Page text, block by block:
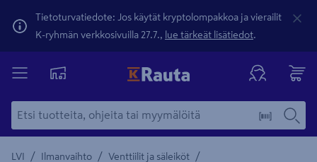
Tietoturvatiedote: Jos käytät kryptolompakkoa ja vierailit
K-ryhmän verkkosivuilla 27.7., lue tärkeät lisätiedot.
LVI / Ilmanvaihto / Venttiilit ja säleiköt /